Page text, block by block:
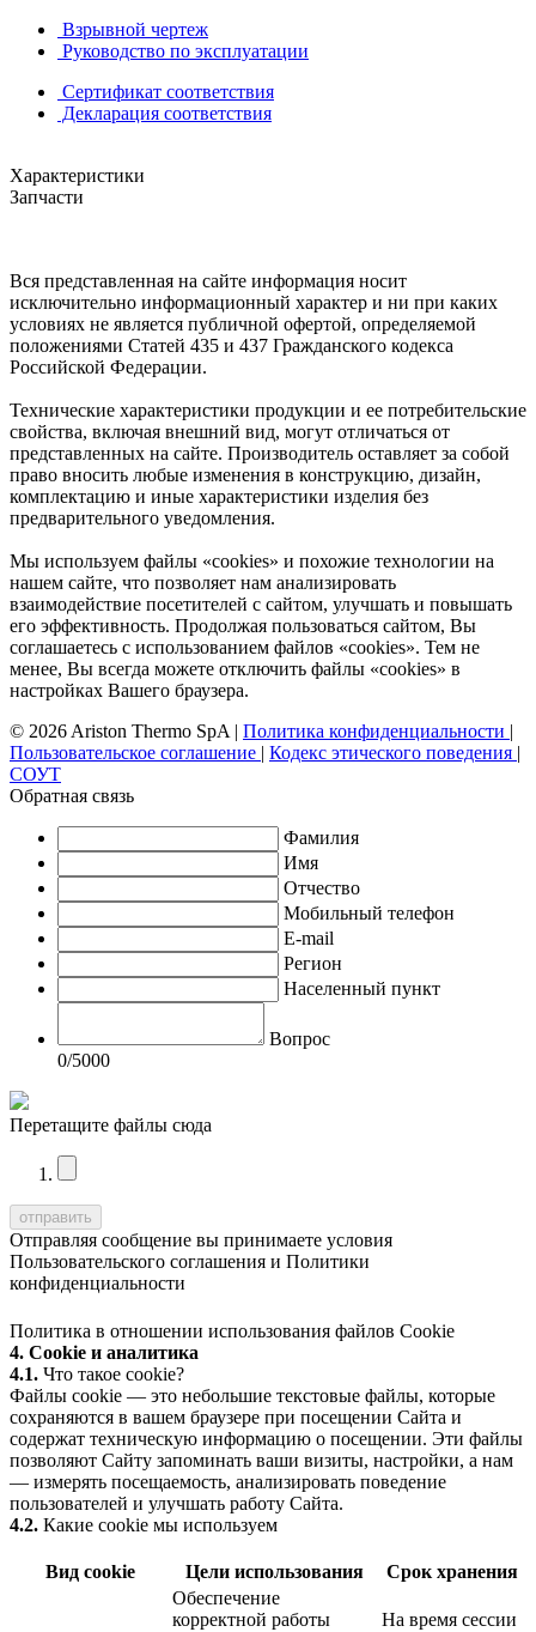
Взрывной чертеж
Руководство по эксплуатации
Сертификат соответствия
Декларация соответствия
Характеристики
Запчасти
Вся представленная на сайте информация носит
исключительно информационный характер и ни при каких
условиях не является публичной офертой, определяемой
положениями Статей 435 и 437 Гражданского кодекса
Российской Федерации.
Технические характеристики продукции и ее потребительские
свойства, включая внешний вид, могут отличаться от
представленных на сайте. Производитель оставляет за собой
право вносить любые изменения в конструкцию, дизайн,
комплектацию и иные характеристики изделия без
предварительного уведомления.
Мы используем файлы «cookies» и похожие технологии на
нашем сайте, что позволяет нам анализировать
взаимодействие посетителей с сайтом, улучшать и повышать
его эффективность. Продолжая пользоваться сайтом, Вы
соглашаетесь с использованием файлов «cookies». Тем не
менее, Вы всегда можете отключить файлы «cookies» в
настройках Вашего браузера.
© 2026 Ariston Thermo SpA | Политика конфиденциальности |
Пользовательское соглашение | Кодекс этического поведения |
СОУТ
Обратная связь
Фамилия
Имя
Отчество
Мобильный телефон
E-mail
Регион
Населенный пункт
Вопрос
0/5000
Перетащите файлы сюда
Отправляя сообщение вы принимаете условия
Пользовательского соглашения и Политики
конфиденциальности
Политика в отношении использования файлов Cookie
4. Cookie и аналитика
4.1. Что такое cookie?
Файлы cookie — это небольшие текстовые файлы, которые
сохраняются в вашем браузере при посещении Сайта и
содержат техническую информацию о посещении. Эти файлы
позволяют Сайту запоминать ваши визиты, настройки, а нам
— измерять посещаемость, анализировать поведение
пользователей и улучшать работу Сайта.
4.2. Какие cookie мы используем
Вид cookie Цели использования
Срок хранения
Обеспечение
корректной работы
На время сессии